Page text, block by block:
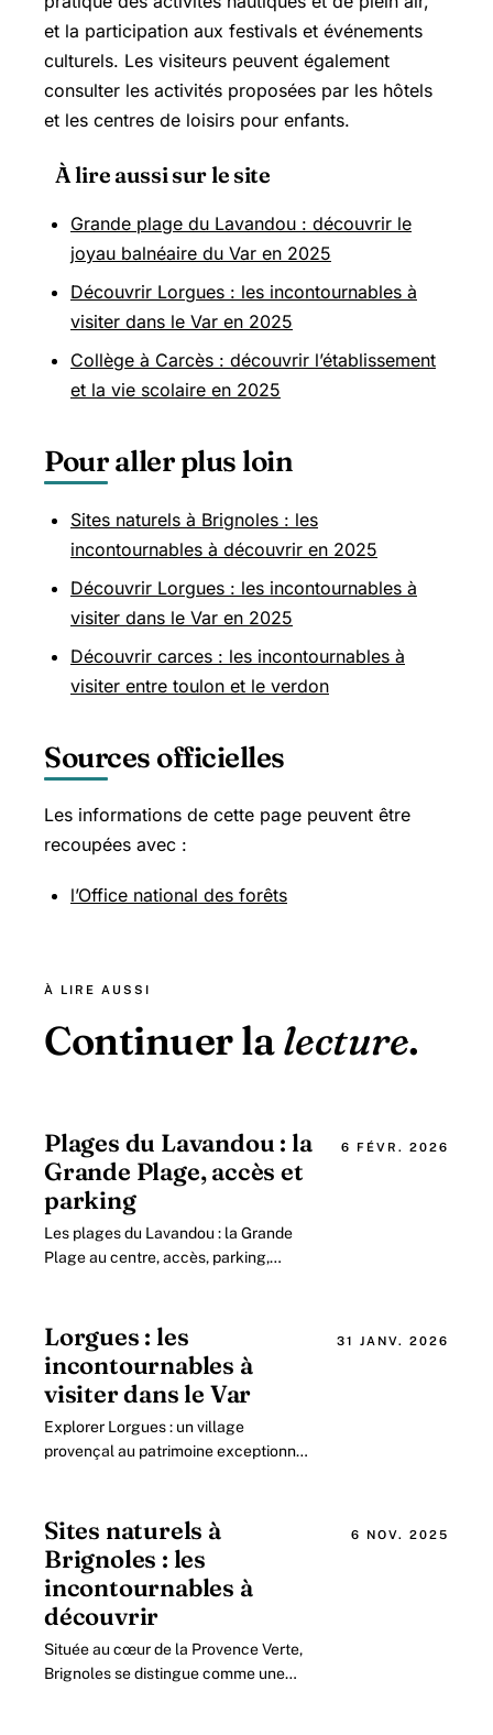
et la participation aux festivals et événements
culturels. Les visiteurs peuvent également
consulter les activités proposées par les hôtels
et les centres de loisirs pour enfants.
À lire aussi sur le site
Grande plage du Lavandou : découvrir le
joyau balnéaire du Var en 2025
Découvrir Lorgues : les incontournables à
visiter dans le Var en 2025
Collège à Carcès : découvrir l’établissement
et la vie scolaire en 2025
Pour aller plus loin
Sites naturels à Brignoles : les
incontournables à découvrir en 2025
Découvrir Lorgues : les incontournables à
visiter dans le Var en 2025
Découvrir carces : les incontournables à
visiter entre toulon et le verdon
Sources officielles
Les informations de cette page peuvent être
recoupées avec :
l’Office national des forêts
À LIRE AUSSI
Continuer lalecture.
Plages du Lavandou : la
Grande Plage, accès et
parking
Les plages du Lavandou : la Grande
Plage au centre, accès, parking,
6 FÉVR. 2026
Lorgues : les
incontournables à
visiter dans le Var
Explorer Lorgues : un village
provençal au patrimoine exceptionnel
kilomètres.
31 JANV. 2026
Sites naturels à
Brignoles : les
incontournables à
découvrir
Située au cœur de la Provence Verte,
Brignoles se distingue comme une
6 NOV. 2025